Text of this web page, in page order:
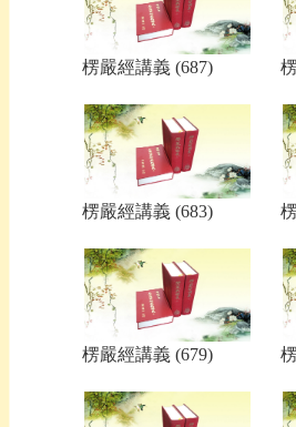
楞嚴經講義 (687)
楞嚴經講義 (683)
楞嚴經講義 (679)